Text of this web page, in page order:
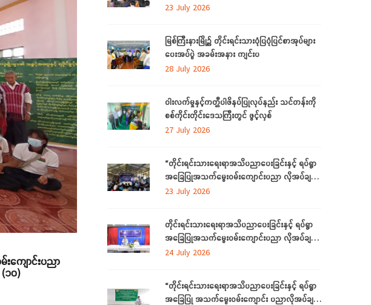
ကျောင်းပညာ
၁၀)
ဆန်းစစ်စီမံခြင်း အစီအစဉ်”
23 July 2026
မြစ်ကြီးနားမြို့၌ တိုင်းရင်းသားပုံပြပုံပြင်စာအုပ်များ
ပေးအပ်ပွဲ အခမ်းအနား ကျင်းပ
28 July 2026
ဝါးလက်မှုနှင့်ကတ္တီပါဖိနပ်ပြုလုပ်နည်း သင်တန်းကို
စစ်ကိုင်းတိုင်းဒေသကြီးတွင် ဖွင့်လှစ်
27 July 2026
“တိုင်းရင်းသားရေးရာအသိပညာပေးခြင်းနှင့် ရပ်ရွာ
အခြေပြုအသက်မွေးဝမ်းကျောင်းပညာ လိုအပ်ချက်
တို့ကို ဆန်းစစ်စီမံခြင်း အစီအစဉ်”ကို စစ်ကိုင်းတိုင်း
23 July 2026
တိုင်းရင်းသားရေးရာအသိပညာပေးခြင်းနှင့် ရပ်ရွာ
အခြေပြုအသက်မွေးဝမ်းကျောင်းပညာ လိုအပ်ချက်
တို့ကို ဆန်းစစ်စီမံခြင်းအစီအစဉ်ကို ဧရာဝတီတိုင်း
24 July 2026
“တိုင်းရင်းသားရေးရာအသိပညာပေးခြင်းနှင့် ရပ်ရွာ
အခြေပြု အသက်မွေးဝမ်းကျောင်း ပညာလိုအပ်ချက်